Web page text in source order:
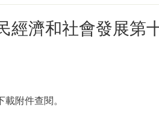
經濟和社會發展第
附件查閱。